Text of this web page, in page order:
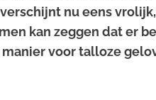
nu eens
kan zeggen dat er
voor talloze